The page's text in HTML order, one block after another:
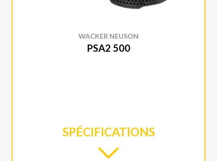
WACKER NEUSON
PSA2 500
SPÉCIFICATIONS